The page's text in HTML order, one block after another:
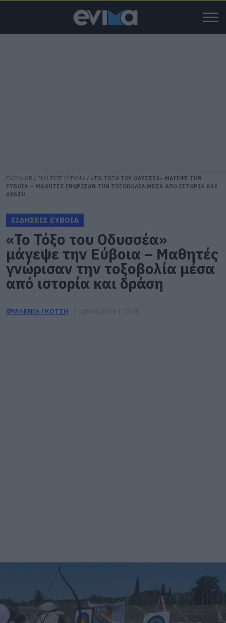
EVIMA.GR / ΕΙΔΗΣΕΙΣ ΕΥΒΟΙΑ / «ΤΟ ΤΟΞΟ ΤΟΥ ΟΔΥΣΣΕΑ» ΜΑΓΕΨΕ ΤΗΝ
ΕΥΒΟΙΑ – ΜΑΘΗΤΕΣ ΓΝΩΡΙΣΑΝ ΤΗΝ ΤΟΞΟΒΟΛΙΑ ΜΕΣΑ ΑΠΟ ΙΣΤΟΡΙΑ ΚΑΙ
ΔΡΑΣΗ
ΕΙΔΗΣΕΙΣ ΕΥΒΟΙΑ
«Το Τόξο του Οδυσσέα»
μάγεψε την Εύβοια – Μαθητές
γνώρισαν την τοξοβολία μέσα
από ιστορία και δράση
ΦΥΛΛΕΝΙΑ ΓΚΟΤΣΗ